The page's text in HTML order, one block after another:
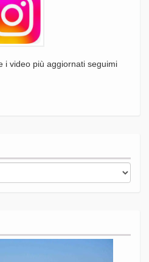
i video più aggiornati seguimi